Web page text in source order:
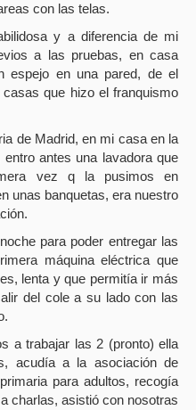
con las telas.
y a diferencia de mi
a las pruebas, en casa
espejo en una pared, de el
que hizo el franquismo
de Madrid, en mi casa en la
antes una lavadora que
vez q la pusimos en
unas banquetas, era nuestro
para poder entregar las
máquina eléctrica que
lenta y que permitía ir más
del cole a su lado con las
a trabajar las 2 (pronto) ella
acudía a la asociación de
para adultos, recogía
charlas, asistió con nosotras